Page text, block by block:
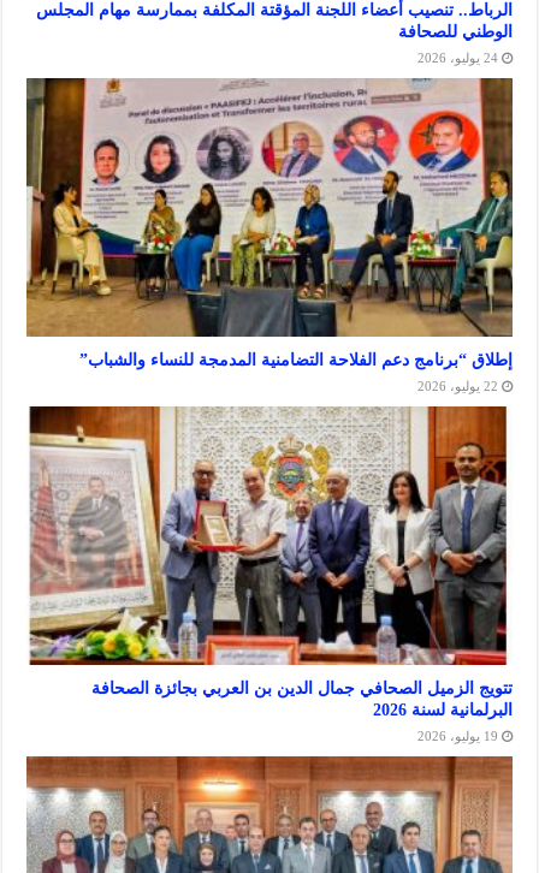
تنصيب أعضاء اللجنة المؤقتة المكلفة بممارسة مهام المجلس
للصحافة
دعم الفلاحة التضامنية المدمجة للنساء والشباب”
الصحافي جمال الدين بن العربي بجائزة الصحافة
لسنة 2026